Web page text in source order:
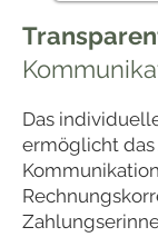
Das
ermöglicht